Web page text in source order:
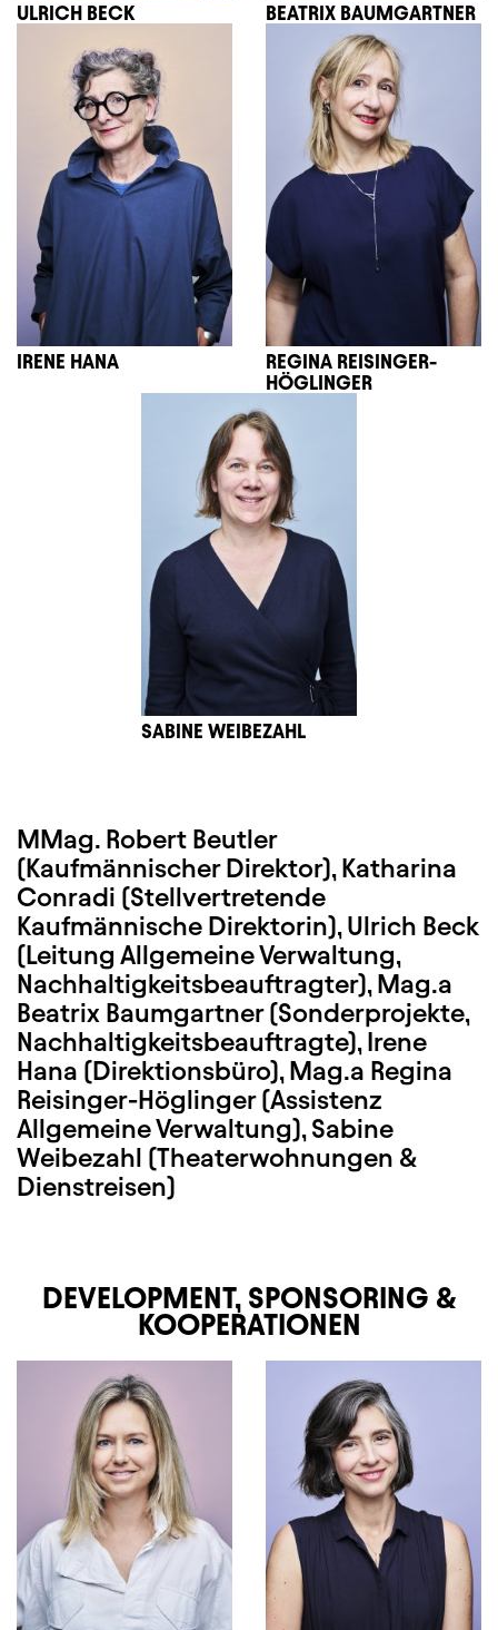
ULRICH BECK BEATRIX BAUMGARTNER
IRENE HANA
REGINA REISINGER-
HÖGLINGER
SABINE WEIBEZAHL
MMag. Robert Beutler
(Kaufmännischer Direktor), Katharina
Conradi (Stellvertretende
Kaufmännische Direktorin), Ulrich Beck
(Leitung Allgemeine Verwaltung,
Nachhaltigkeitsbeauftragter), Mag.a
Beatrix Baumgartner (Sonderprojekte,
Nachhaltigkeitsbeauftragte), Irene
Hana (Direktionsbüro), Mag.a Regina
Reisinger-Höglinger (Assistenz
Allgemeine Verwaltung), Sabine
Weibezahl (Theaterwohnungen &
Dienstreisen)
DEVELOPMENT, SPONSORING &
KOOPERATIONEN